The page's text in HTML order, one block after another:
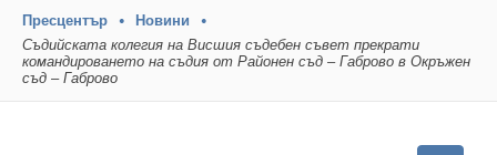
Пресцентър
Новини
Съдийската колегия на Висшия съдебен съвет прекрати
командироването на съдия от Районен съд – Габрово в Окръжен
съд – Габрово